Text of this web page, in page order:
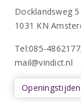
Docklandsweg 5
1031 KN
Tel:085-4862177
mail@vindict.nl
Openingstijden